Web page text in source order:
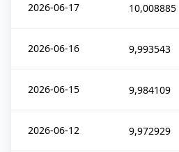
2026-06-17 10,008885
2026-06-16 9,993543
2026-06-15 9,984109
2026-06-12 9,972929